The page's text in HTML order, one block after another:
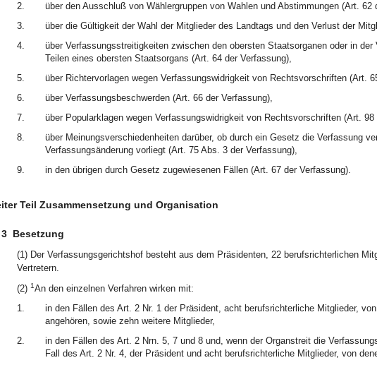
2.
über den Ausschluß von Wählergruppen von Wahlen und Abstimmungen (Art. 62
3.
über die Gültigkeit der Wahl der Mitglieder des Landtags und den Verlust der
4.
über Verfassungsstreitigkeiten zwischen den obersten Staatsorganen oder in
Teilen eines obersten Staatsorgans (Art. 64 der Verfassung),
5.
über Richtervorlagen wegen Verfassungswidrigkeit von Rechtsvorschriften (Art.
6.
über Verfassungsbeschwerden (Art. 66 der Verfassung),
7.
über Popularklagen wegen Verfassungswidrigkeit von Rechtsvorschriften (Art.
8.
über Meinungsverschiedenheiten darüber, ob durch ein Gesetz die Verfassung
Verfassungsänderung vorliegt (Art. 75 Abs. 3 der Verfassung),
9.
in den übrigen durch Gesetz zugewiesenen Fällen (Art. 67 der Verfassung).
Teil Zusammensetzung und Organisation
Besetzung
(1) Der Verfassungsgerichtshof besteht aus dem Präsidenten, 22 berufsrichterlichen
Vertretern.
(2) 1An den einzelnen Verfahren wirken mit:
1.
in den Fällen des Art. 2 Nr. 1 der Präsident, acht berufsrichterliche Mitglieder,
angehören, sowie zehn weitere Mitglieder,
2.
in den Fällen des Art. 2 Nrn. 5, 7 und 8 und, wenn der Organstreit die
Fall des Art. 2 Nr. 4, der Präsident und acht berufsrichterliche Mitglieder, von